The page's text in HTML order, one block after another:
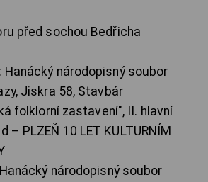
před sochou Bedřicha
Hanácký národopisný soubor
Jiskra 58, Stavbár
folklorní zastavení", II. hlavní
– PLZEŇ 10 LET KULTURNÍM
národopisný soubor